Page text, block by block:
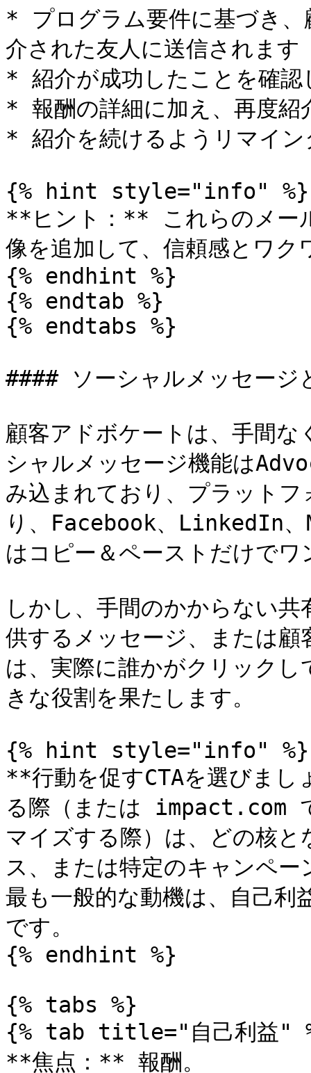
* プログラム要件に基づき、
介された友人に送信されます
* 紹介が成功したことを確認
* 報酬の詳細に加え、再度紹
* 紹介を続けるようリマイン
{% hint style="info" %}
**ヒント：** これらのメー
像を追加して、信頼感とワク
{% endhint %}
{% endtab %}
{% endtabs %}
#### ソーシャルメッセージ
顧客アドボケートは、手間
シャルメッセージ機能は
み込まれており、プラット
り、Facebook、LinkedIn
はコピー＆ペーストだけで
しかし、手間のかからない
供するメッセージ、または
は、実際に誰かがクリック
きな役割を果たします。
{% hint style="info" %}
**行動を促すCTAを選びま
る際（または impact.com
マイズする際）は、どの核
ス、または特定のキャンペ
最も一般的な動機は、自己利
です。
{% endhint %}
{% tabs %}
{% tab title="自己利益"
**焦点：** 報酬。